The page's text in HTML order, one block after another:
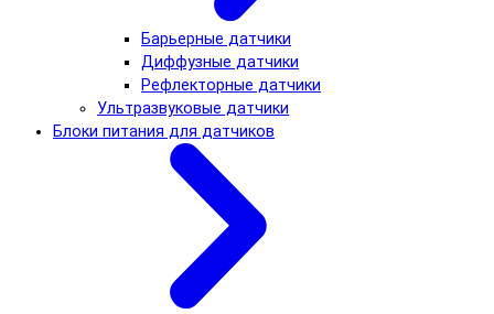
Барьерные датчики
Диффузные датчики
Рефлекторные датчики
Ультразвуковые датчики
Блоки питания для датчиков